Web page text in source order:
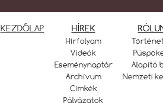
KEZDŐLAP HÍREK
Hírfolyam
Videók
Eseménynaptár
Archívum
Címkék
Pályázatok
Alapító
Nemzeti